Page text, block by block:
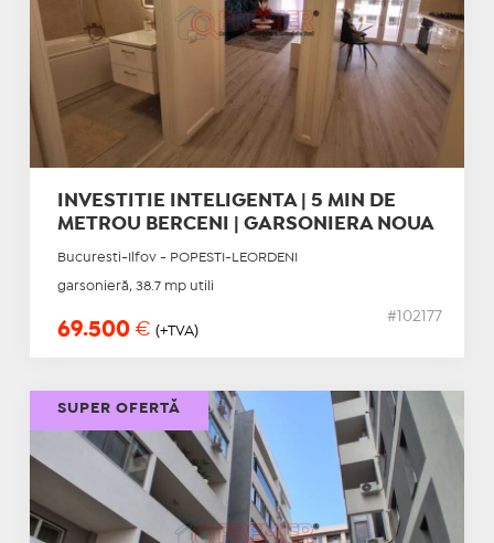
INVESTITIE INTELIGENTA | 5 MIN DE
METROU BERCENI | GARSONIERA NOUA
Bucuresti-Ilfov - POPESTI-LEORDENI
garsonieră, 38.7 mp utili
69.500 € (+TVA)
#102177
SUPER OFERTĂ